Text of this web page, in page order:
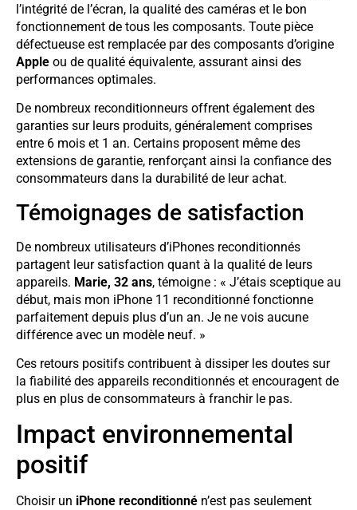
l’intégrité de l’écran, la qualité des caméras et le bon
fonctionnement de tous les composants. Toute pièce
défectueuse est remplacée par des composants d’origine
Apple ou de qualité équivalente, assurant ainsi des
performances optimales.
De nombreux reconditionneurs offrent également des
garanties sur leurs produits, généralement comprises
entre 6 mois et 1 an. Certains proposent même des
extensions de garantie, renforçant ainsi la confiance des
consommateurs dans la durabilité de leur achat.
Témoignages de satisfaction
De nombreux utilisateurs d’iPhones reconditionnés
partagent leur satisfaction quant à la qualité de leurs
appareils. Marie, 32 ans, témoigne : « J’étais sceptique au
début, mais mon iPhone 11 reconditionné fonctionne
parfaitement depuis plus d’un an. Je ne vois aucune
différence avec un modèle neuf. »
Ces retours positifs contribuent à dissiper les doutes sur
la fiabilité des appareils reconditionnés et encouragent de
plus en plus de consommateurs à franchir le pas.
Impact environnemental
positif
Choisir un iPhone reconditionné n’est pas seulement